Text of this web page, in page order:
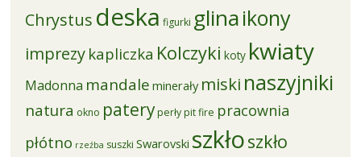
Chrystus deska figurki glinaikony
imprezy kapliczka Kolczyki koty kwiaty
Madonna mandale minerały miski naszyjniki
natura okno pateryperłypit fire pracownia
płótno rzeźba suszki Swarovski szkłoszkło